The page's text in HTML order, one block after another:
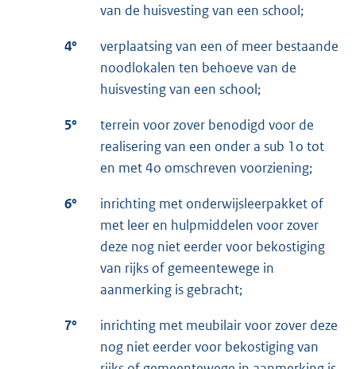
van de huisvesting van een school;
4°
verplaatsing van een of meer bestaande
noodlokalen ten behoeve van de
huisvesting van een school;
5°
terrein voor zover benodigd voor de
realisering van een onder a sub 1o tot
en met 4o omschreven voorziening;
6°
inrichting met onderwijsleerpakket of
met leer en hulpmiddelen voor zover
deze nog niet eerder voor bekostiging
van rijks of gemeentewege in
aanmerking is gebracht;
7°
inrichting met meubilair voor zover deze
nog niet eerder voor bekostiging van